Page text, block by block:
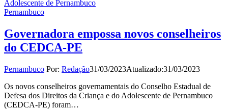
Pernambuco
Governadora empossa novos conselheiros
do CEDCA-PE
Pernambuco Por: Redação31/03/2023Atualizado:31/03/2023
Os novos conselheiros governamentais do Conselho Estadual de
Defesa dos Direitos da Criança e do Adolescente de Pernambuco
(CEDCA-PE) foram…